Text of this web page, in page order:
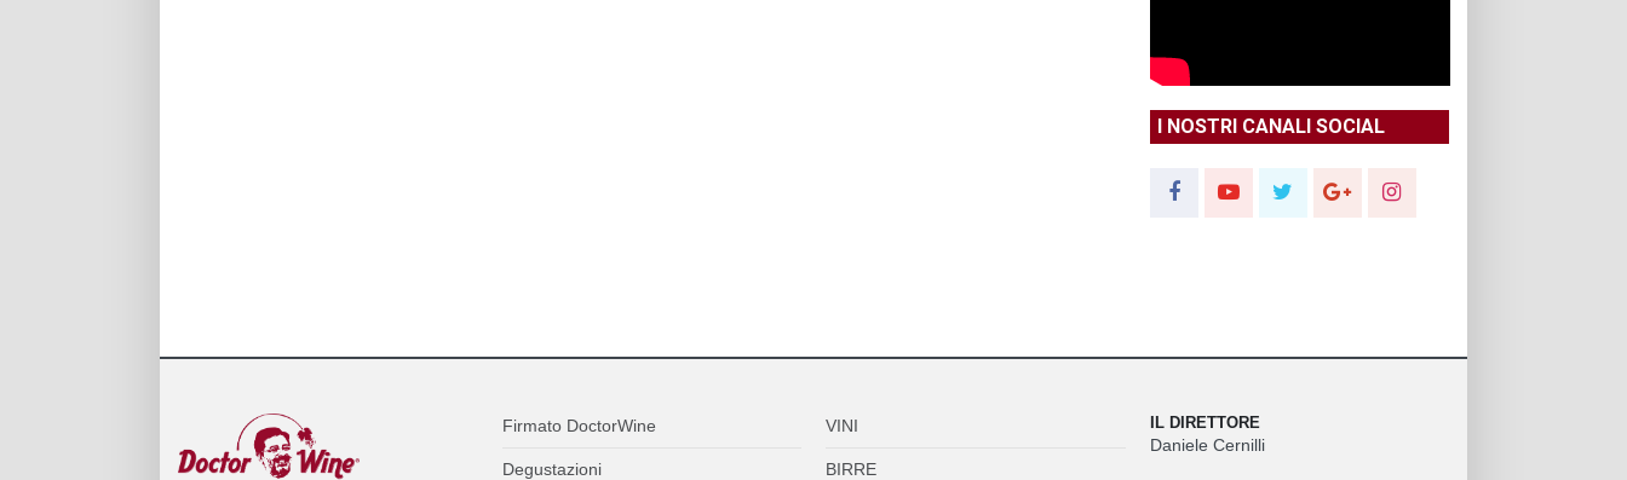
I NOSTRI CANALI SOCIAL
Firmato DoctorWine
Degustazioni
VINI
BIRRE
IL DIRETTORE
Daniele Cernilli